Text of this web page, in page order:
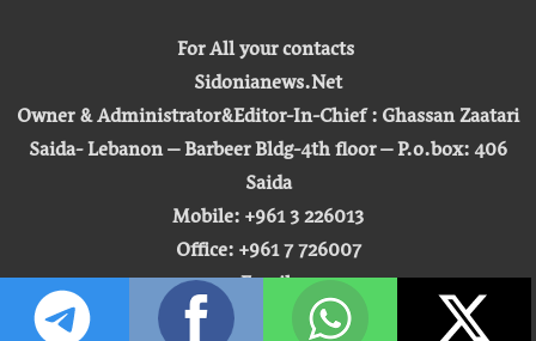
For All your contacts
Sidonianews.Net
Owner & Administrator&Editor-In-Chief : Ghassan Zaatari
Saida- Lebanon – Barbeer Bldg-4th floor – P.o.box: 406
Saida
Mobile: +961 3 226013
Office: +961 7 726007
zaatari.ghassan@gmail.com